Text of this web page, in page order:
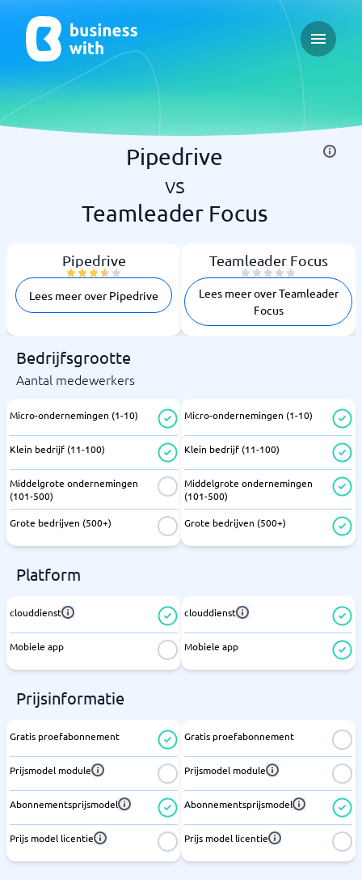
Open
Pipedrive
vs
Teamleader Focus
Pipedrive
Lees meer over Pipedrive
Teamleader Focus
Lees meer over Teamleader
Focus
Bedrijfsgrootte
Aantal medewerkers
Micro-ondernemingen (1-10)
Klein bedrijf (11-100)
Middelgrote ondernemingen
(101-500)
Grote bedrijven (500+)
Micro-ondernemingen (1-10)
Klein bedrijf (11-100)
Middelgrote ondernemingen
(101-500)
Grote bedrijven (500+)
Platform
clouddienst
Mobiele app
clouddienst
Mobiele app
Prijsinformatie
Gratis proefabonnement
Prijsmodel module
Abonnementsprijsmodel
Prijs model licentie
Gratis proefabonnement
Prijsmodel module
Abonnementsprijsmodel
Prijs model licentie